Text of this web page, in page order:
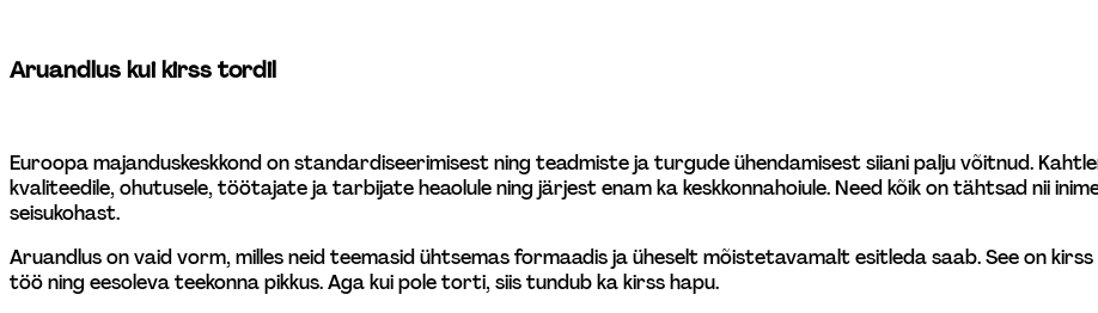
Aruandlus kui kirss tordil
Euroopa majanduskeskkond on standardiseerimisest ning teadmiste ja turgude ühendamisest siiani palju võitnud.
kvaliteedile, ohutusele, töötajate ja tarbijate heaolule ning järjest enam ka keskkonnahoiule. Need kõik on tähtsad nii
seisukohast.
Aruandlus on vaid vorm, milles neid teemasid ühtsemas formaadis ja üheselt mõistetavamalt esitleda saab. See on
töö ning eesoleva teekonna pikkus. Aga kui pole torti, siis tundub ka kirss hapu.